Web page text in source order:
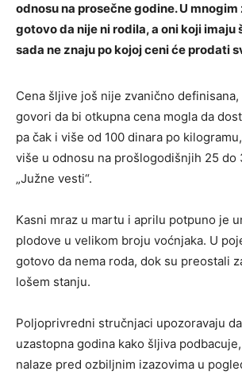
odnosu na prosečne godine. U
gotovo da nije ni rodila, a oni koji imaju
sada ne znaju po kojoj ceni će prodati
Cena šljive još nije zvanično
govori da bi otkupna cena mogla da
pa čak i više od 100 dinara po
više u odnosu na prošlogodišnjih 25 do
„Južne vesti“.
Kasni mraz u martu i aprilu potpuno je
plodove u velikom broju voćnjaka. U
gotovo da nema roda, dok su preostali
lošem stanju.
Poljoprivredni stručnjaci upozoravaju
uzastopna godina kako šljiva
nalaze pred ozbiljnim izazovima u